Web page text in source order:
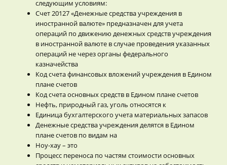
следующим условиям:
Счет 20127 «Денежные средства учреждения в
иностранной валюте» предназначен для учета
операций по движению денежных средств учреждения
в иностранной валюте в случае проведения указанных
операций не через органы федерального
казначейства
Код счета финансовых вложений учреждения в Едином
плане счетов
Код счета основных средств в Едином плане счетов
Нефть, природный газ, уголь относятся к
Единица бухгалтерского учета материальных запасов
Денежные средства учреждения делятся в Едином
плане счетов по видам на
Ноу-хау – это
Процесс переноса по частям стоимости основных